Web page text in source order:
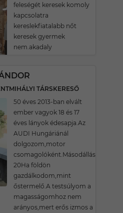
feleségét keresek komoly
kapcsolatra
kereslekfiatalabb nőt
keresek gyermek
nem.akadaly
TÁRSKERESŐ
50 éves 2013-ban elvált
ember vagyok 18 és 17
éves lányok édesapja.Az
AUDI Hungáriánál
dolgozom,motor
csomagolóként.Másodállásom
20Ha földön
gazdálkodom,mint
őstermelő.A testsúlyom a
magasságomhoz nem
arányos,mert erős izmos a